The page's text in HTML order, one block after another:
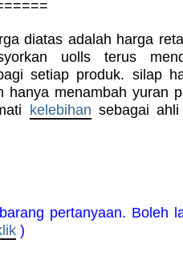
diatas adalah harga
uolls terus
setiap produk. silap
hanya menambah yuran
kelebihan sebagai
pertanyaan. Boleh
)